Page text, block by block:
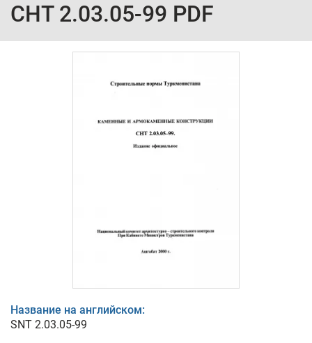
СНТ 2.03.05-99 PDF
Название на английском:
SNT 2.03.05-99